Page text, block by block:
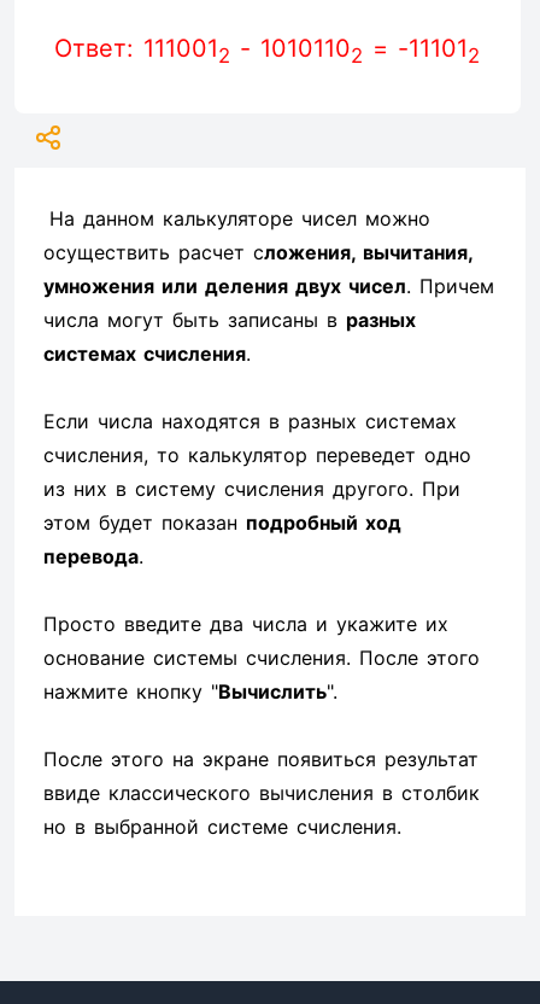
Ответ: 1110012 - 10101102 = -111012
На данном калькуляторе чисел можно
осуществить расчет сложения, вычитания,
умножения или деления двух чисел. Причем
числа могут быть записаны в разных
системах счисления.
Если числа находятся в разных системах
счисления, то калькулятор переведет одно
из них в систему счисления другого. При
этом будет показан подробный ход
перевода.
Просто введите два числа и укажите их
основание системы счисления. После этого
нажмите кнопку "Вычислить".
После этого на экране появиться результат
ввиде классического вычисления в столбик
но в выбранной системе счисления.